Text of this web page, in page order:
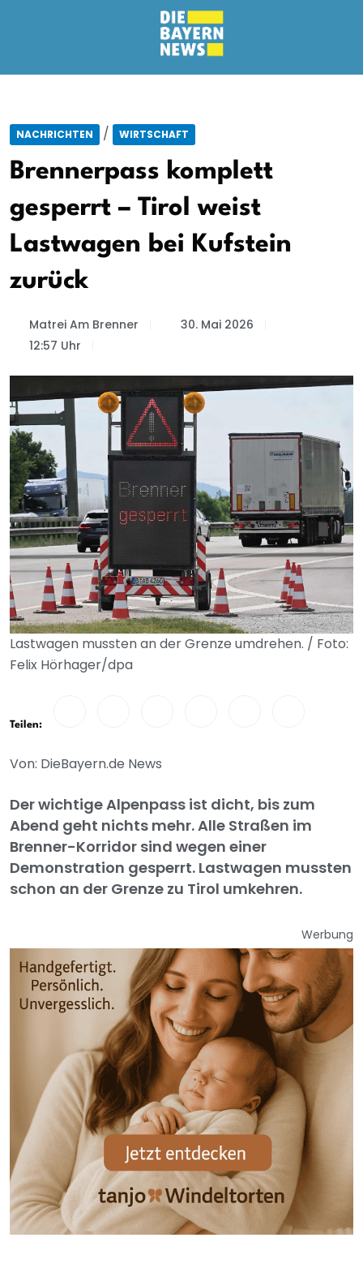
NACHRICHTEN / WIRTSCHAFT
Brennerpass komplett
gesperrt – Tirol weist
Lastwagen bei Kufstein
zurück
Matrei Am Brenner
30. Mai 2026
12:57 Uhr
Lastwagen mussten an der Grenze umdrehen. / Foto:
Felix Hörhager/dpa
Teilen:
Von: DieBayern.de News
Der wichtige Alpenpass ist dicht, bis zum
Abend geht nichts mehr. Alle Straßen im
Brenner-Korridor sind wegen einer
Demonstration gesperrt. Lastwagen mussten
schon an der Grenze zu Tirol umkehren.
Werbung